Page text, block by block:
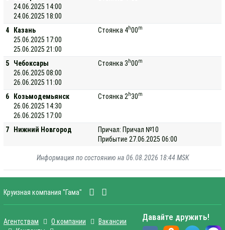
24.06.2025 14:00
24.06.2025 18:00
4
Казань
25.06.2025 17:00
25.06.2025 21:00
Стоянка 4h00m
5
Чебоксары
26.06.2025 08:00
26.06.2025 11:00
Стоянка 3 h00m
6
Козьмодемьянск
26.06.2025 14:30
26.06.2025 17:00
Стоянка 2 h30m
7 Нижний Новгород
Причал: Причал №10
Прибытие 27.06.2025 06:00
Информация по состоянию на 06.08.2026 18:44 MSK
Круизная компания "Гама"
Агентствам О компании
Вакансии
Давайте дружить!